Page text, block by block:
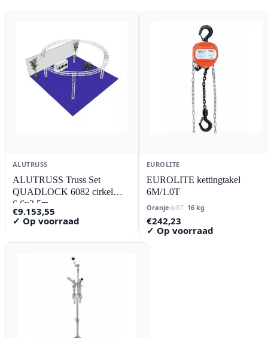
ALUTRUSS
ALUTRUSS Truss Set
QUADLOCK 6082 cirkel
6.6x3.5m
€9.153,55
✓ Op voorraad
EUROLITE
EUROLITE kettingtakel
6M/1.0T
Oranje 16 kg
€242,23
✓ Op voorraad